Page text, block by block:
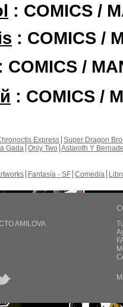
: COMICS /
: COMICS /
/
: COMICS /
Express Super Dragon
Gada Only Two Astaroth Y
Fantasía - SF Comedia
AMILOVA